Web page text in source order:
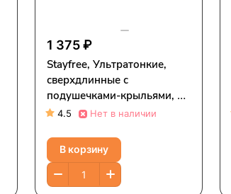
1 375 ₽
Stayfree, Ультратонкие,
сверхдлинные с
подушечками-крыльями, 32
подушечки
4.5 Нет в наличии
В корзину